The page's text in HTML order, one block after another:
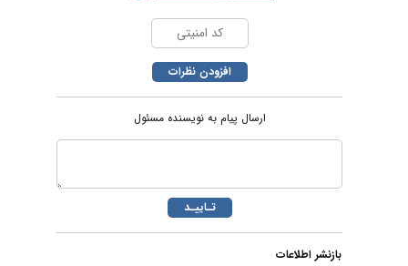
ارسال پیام به نویسنده مسئول
بازنشر اطلاعات